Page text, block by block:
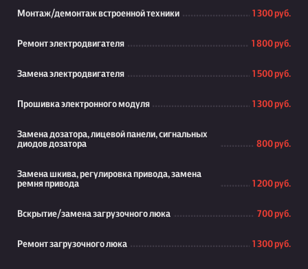
Монтаж/демонтаж встроенной техники 1 300 руб.
Ремонт электродвигателя 1 800 руб.
Замена электродвигателя 1 500 руб.
Прошивка электронного модуля 1 300 руб.
Замена дозатора, лицевой панели, сигнальных
диодов дозатора
800 руб.
Замена шкива, регулировка привода, замена
ремня привода
1 200 руб.
Вскрытие/замена загрузочного люка 700 руб.
Ремонт загрузочного люка 1 300 руб.